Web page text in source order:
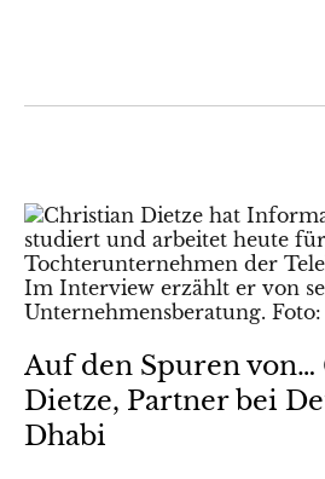
Auf den Spuren
Dietze, Partner bei
Dhabi